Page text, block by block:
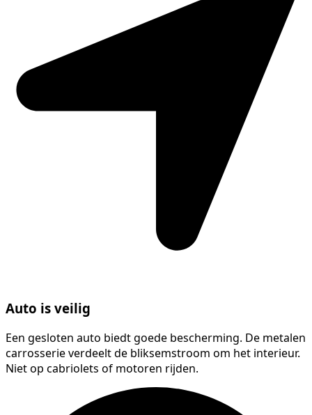
Auto is veilig
Een gesloten auto biedt goede bescherming. De metalen
carrosserie verdeelt de bliksemstroom om het interieur.
Niet op cabriolets of motoren rijden.